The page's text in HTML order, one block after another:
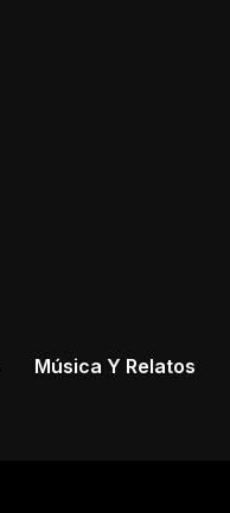
Música Y Relatos